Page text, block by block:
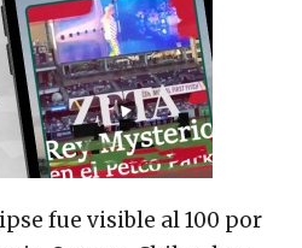
fue visible al 100 por